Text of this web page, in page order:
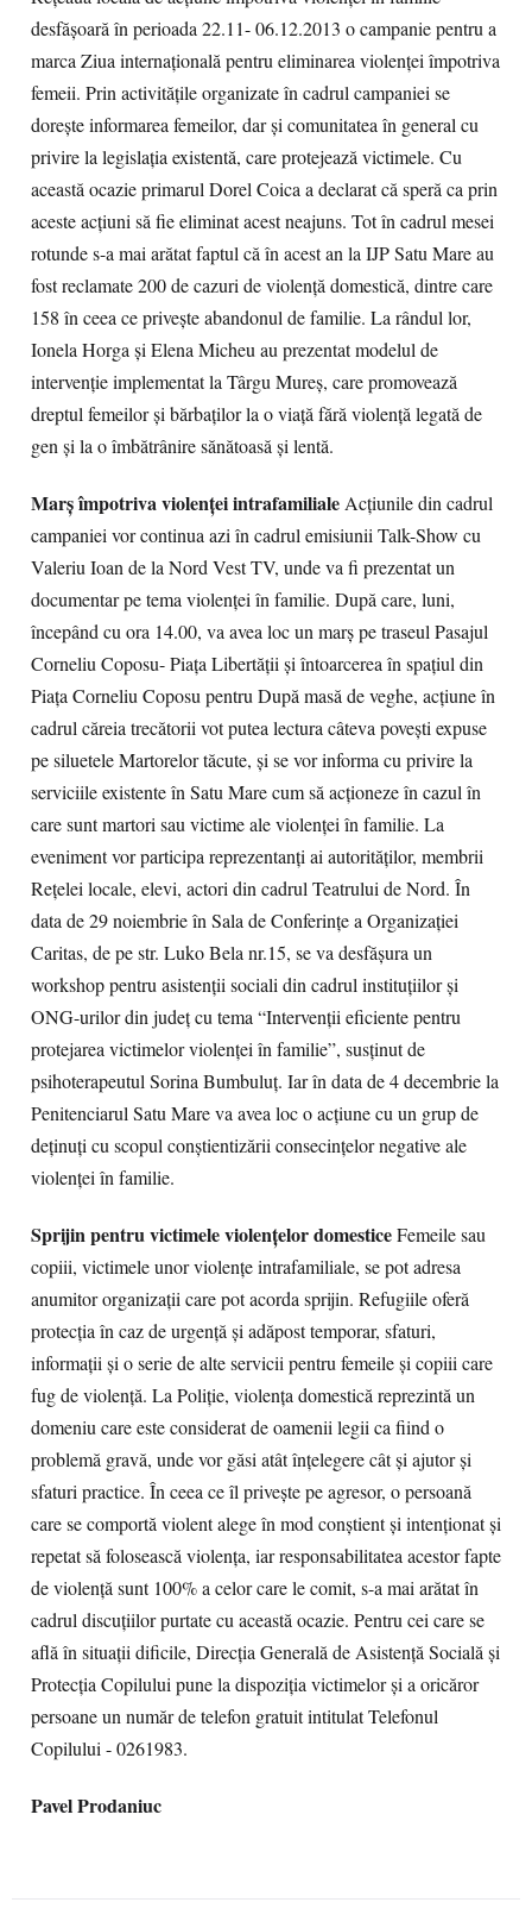
desfăşoară în perioada 22.11- 06.12.2013 o campanie pentru a
marca Ziua internaţională pentru eliminarea violenţei împotriva
femeii. Prin activităţile organizate în cadrul campaniei se
doreşte informarea femeilor, dar şi comunitatea în general cu
privire la legislaţia existentă, care protejează victimele. Cu
această ocazie primarul Dorel Coica a declarat că speră ca prin
aceste acţiuni să fie eliminat acest neajuns. Tot în cadrul mesei
rotunde s-a mai arătat faptul că în acest an la IJP Satu Mare au
fost reclamate 200 de cazuri de violenţă domestică, dintre care
158 în ceea ce priveşte abandonul de familie. La rândul lor,
Ionela Horga şi Elena Micheu au prezentat modelul de
intervenţie implementat la Târgu Mureş, care promovează
dreptul femeilor şi bărbaţilor la o viaţă fără violenţă legată de
gen şi la o îmbătrânire sănătoasă şi lentă.
Marş împotriva violenţei intrafamilialeAcţiunile din cadrul
campaniei vor continua azi în cadrul emisiunii Talk-Show cu
Valeriu Ioan de la Nord Vest TV, unde va fi prezentat un
documentar pe tema violenţei în familie. După care, luni,
începând cu ora 14.00, va avea loc un marş pe traseul Pasajul
Corneliu Coposu- Piaţa Libertăţii şi întoarcerea în spaţiul din
Piaţa Corneliu Coposu pentru După masă de veghe, acţiune în
cadrul căreia trecătorii vot putea lectura câteva poveşti expuse
pe siluetele Martorelor tăcute, şi se vor informa cu privire la
serviciile existente în Satu Mare cum să acţioneze în cazul în
care sunt martori sau victime ale violenţei în familie. La
eveniment vor participa reprezentanţi ai autorităţilor, membrii
Reţelei locale, elevi, actori din cadrul Teatrului de Nord. În
data de 29 noiembrie în Sala de Conferinţe a Organizaţiei
Caritas, de pe str. Luko Bela nr.15, se va desfăşura un
workshop pentru asistenţii sociali din cadrul instituţiilor şi
ONG-urilor din judeţ cu tema “Intervenţii eficiente pentru
protejarea victimelor violenţei în familie”, susţinut de
psihoterapeutul Sorina Bumbuluţ. Iar în data de 4 decembrie la
Penitenciarul Satu Mare va avea loc o acţiune cu un grup de
deţinuţi cu scopul conştientizării consecinţelor negative ale
violenţei în familie.
Sprijin pentru victimele violenţelor domesticeFemeile sau
copiii, victimele unor violenţe intrafamiliale, se pot adresa
anumitor organizaţii care pot acorda sprijin. Refugiile oferă
protecţia în caz de urgenţă şi adăpost temporar, sfaturi,
informaţii şi o serie de alte servicii pentru femeile şi copiii care
fug de violenţă. La Poliţie, violenţa domestică reprezintă un
domeniu care este considerat de oamenii legii ca fiind o
problemă gravă, unde vor găsi atât înţelegere cât şi ajutor şi
sfaturi practice. În ceea ce îl priveşte pe agresor, o persoană
care se comportă violent alege în mod conştient şi intenţionat şi
repetat să folosească violenţa, iar responsabilitatea acestor fapte
de violenţă sunt 100% a celor care le comit, s-a mai arătat în
cadrul discuţiilor purtate cu această ocazie. Pentru cei care se
află în situaţii dificile, Direcţia Generală de Asistenţă Socială şi
Protecţia Copilului pune la dispoziţia victimelor şi a oricăror
persoane un număr de telefon gratuit intitulat Telefonul
Copilului - 0261983.
Pavel Prodaniuc